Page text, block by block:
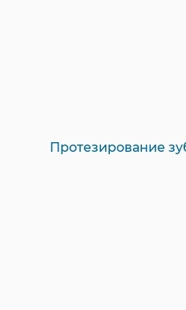
Протезирование